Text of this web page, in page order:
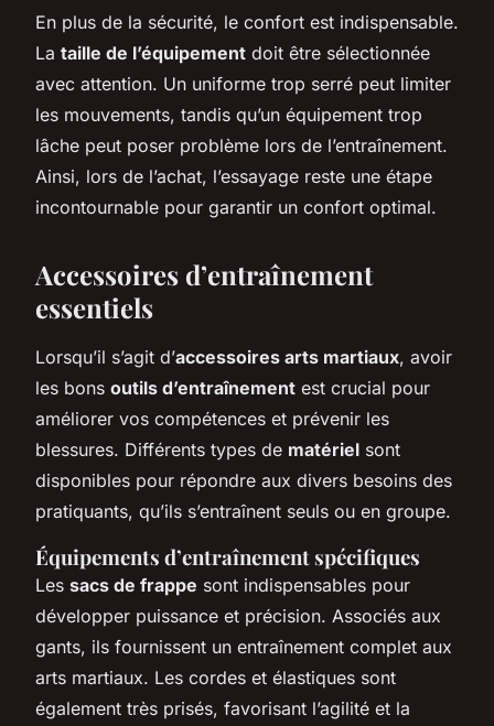
En plus de la sécurité, le confort est indispensable.
La taille de l’équipement doit être sélectionnée
avec attention. Un uniforme trop serré peut limiter
les mouvements, tandis qu’un équipement trop
lâche peut poser problème lors de l’entraînement.
Ainsi, lors de l’achat, l’essayage reste une étape
incontournable pour garantir un confort optimal.
Accessoires d’entraînement
essentiels
Lorsqu’il s’agit d’accessoires arts martiaux, avoir
les bons outils d’entraînement est crucial pour
améliorer vos compétences et prévenir les
blessures. Différents types de matériel sont
disponibles pour répondre aux divers besoins des
pratiquants, qu’ils s’entraînent seuls ou en groupe.
Équipements d’entraînement spécifiques
Les sacs de frappe sont indispensables pour
développer puissance et précision. Associés aux
gants, ils fournissent un entraînement complet aux
arts martiaux. Les cordes et élastiques sont
également très prisés, favorisant l’agilité et la